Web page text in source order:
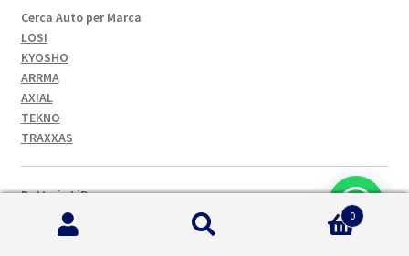
Cerca Auto per Marca
LOSI
KYOSHO
ARRMA
AXIAL
TEKNO
TRAXXAS
Batterie LiPo
0